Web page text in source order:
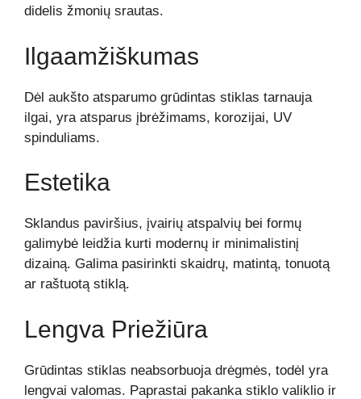
didelis žmonių srautas.
Ilgaamžiškumas
Dėl aukšto atsparumo grūdintas stiklas tarnauja
ilgai, yra atsparus įbrėžimams, korozijai, UV
spinduliams.
Estetika
Sklandus paviršius, įvairių atspalvių bei formų
galimybė leidžia kurti modernų ir minimalistinį
dizainą. Galima pasirinkti skaidrų, matintą, tonuotą
ar raštuotą stiklą.
Lengva Priežiūra
Grūdintas stiklas neabsorbuoja drėgmės, todėl yra
lengvai valomas. Paprastai pakanka stiklo valiklio ir